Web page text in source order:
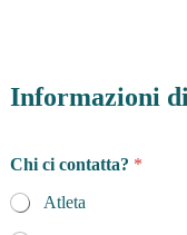
Informazioni
Chi ci contatta? *
Atleta